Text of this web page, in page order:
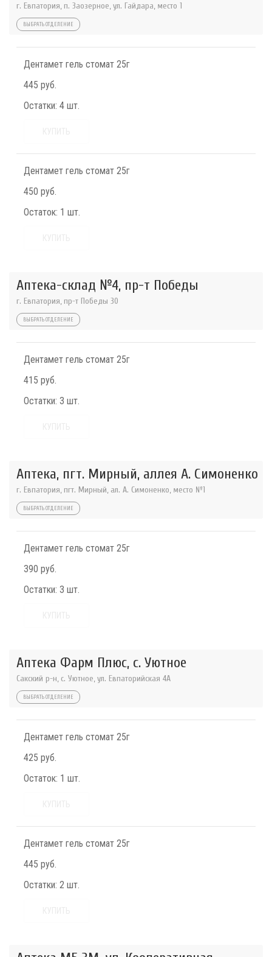
г. Евпатория, п. Заозерное, ул. Гайдара, место 1
ВЫБРАТЬ ОТДЕЛЕНИЕ
Дентамет гель стомат 25г
445 руб.
Остатки: 4 шт.
Дентамет гель стомат 25г
450 руб.
Остаток: 1 шт.
Аптека-склад №4, пр-т Победы
г. Евпатория, пр-т Победы 30
ВЫБРАТЬ ОТДЕЛЕНИЕ
Дентамет гель стомат 25г
415 руб.
Остатки: 3 шт.
Аптека, пгт. Мирный, аллея А. Симоненко
г. Евпатория, пгт. Мирный, ал. А. Симоненко, место №1
ВЫБРАТЬ ОТДЕЛЕНИЕ
Дентамет гель стомат 25г
390 руб.
Остатки: 3 шт.
Аптека Фарм Плюс, с. Уютное
Сакский р-н, с. Уютное, ул. Евпаторийская 4А
ВЫБРАТЬ ОТДЕЛЕНИЕ
Дентамет гель стомат 25г
425 руб.
Остаток: 1 шт.
Дентамет гель стомат 25г
445 руб.
Остатки: 2 шт.